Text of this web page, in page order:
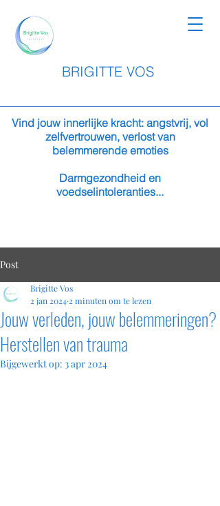
BRIGITTE VOS
Vind jouw innerlijke kracht: angstvrij, vol
zelfvertrouwen, verlost van
belemmerende emoties
Darmgezondheid en
voedselintoleranties...
Post
Jouw verleden, jouw belemmeringen?
Herstellen van trauma
Brigitte Vos
2 jan 2024 2 minuten om te lezen
Bijgewerkt op: 3 apr 2024